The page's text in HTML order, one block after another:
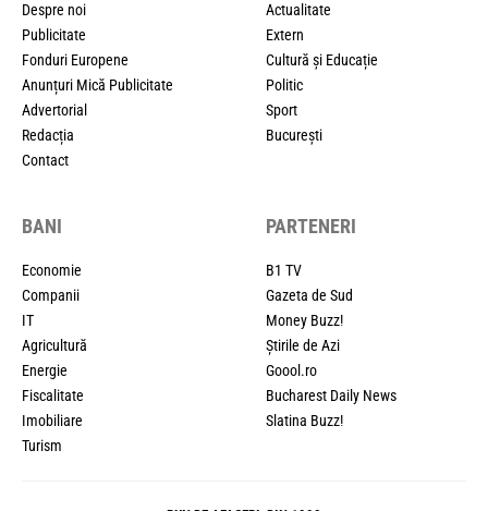
Despre noi
Publicitate
Fonduri Europene
Anunțuri Mică Publicitate
Advertorial
Redacția
Contact
Actualitate
Extern
Cultură și Educație
Politic
Sport
București
BANI
Economie
Companii
IT
Agricultură
Energie
Fiscalitate
Imobiliare
Turism
PARTENERI
B1 TV
Gazeta de Sud
Money Buzz!
Știrile de Azi
Goool.ro
Bucharest Daily News
Slatina Buzz!